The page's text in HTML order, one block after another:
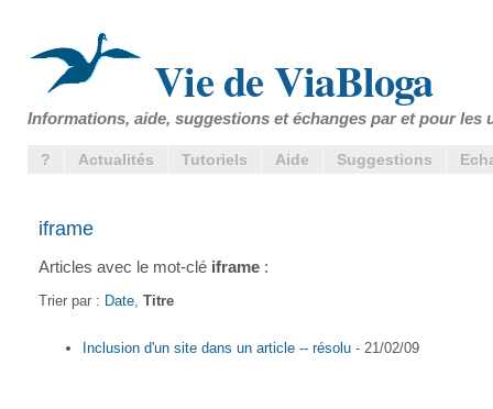
Vie de ViaBloga
Informations, aide, suggestions et échanges par et pour les
? Actualités Tutoriels Aide Suggestions
iframe
Articles avec le mot-clé iframe :
Trier par : Date Titre
Inclusion d'un site dans un article -- résolu - 21/02/09